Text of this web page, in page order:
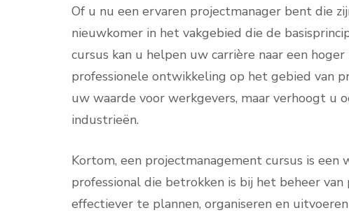
Of u nu een ervaren projectmanager bent die
nieuwkomer in het vakgebied die de
cursus kan u helpen uw carrière naar een
professionele ontwikkeling op het gebied van
uw waarde voor werkgevers, maar verhoogt u
industrieën.
Kortom, een projectmanagement cursus is
professional die betrokken is bij het beheer
effectiever te plannen, organiseren en